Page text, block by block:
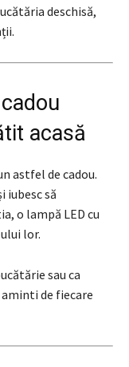
deschisă,
acasă
astfel de cadou.
iubesc să
o lampă LED cu
lor.
sau ca
de fiecare